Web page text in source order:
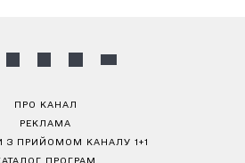
ПРО КАНАЛ
РЕКЛАМА
З ПРИЙОМОМ КАНАЛУ 1+1
ПРОГРАМ